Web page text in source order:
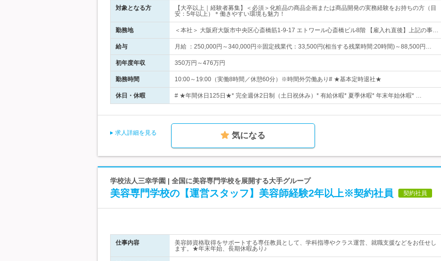
対象となる方
【大卒以上｜経験者募集】＜必須＞化粧品の商品企画または商品開発の実務経験をお持ちの方（目
安：5年以上）＊働きやすい環境も魅力！
勤務地 ＜本社＞ 大阪府大阪市中央区心斎橋筋1-9-17 エトワール心斎橋ビル8階 【雇入れ直後】上記の事…
給与 月給 ：250,000円～340,000円※固定残業代：33,500円(相当する残業時間:20時間)～88,500円…
初年度年収 350万円～476万円
勤務時間 10:00～19:00（実働8時間／休憩60分）※時間外労働あり# ★基本定時退社★
休日・休暇 # ★年間休日125日★* 完全週休2日制（土日祝休み）* 有給休暇* 夏季休暇* 年末年始休暇* …
求人詳細を見る 気になる
学校法人三幸学園 | 全国に美容専門学校を展開する大手グループ
美容専門学校の【運営スタッフ】美容師経験2年以上※契約社員 契約社員
仕事内容
美容師資格取得をサポートする専任教員として、学科指導やクラス運営、就職支援などをお任せし
ます。★年末年始、長期休暇あり♪